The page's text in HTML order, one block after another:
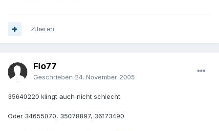
Zitieren
Flo77
Geschrieben 24. November 2005
35640220 klingt auch nicht schlecht.
Oder 34655070, 35078897, 36173490